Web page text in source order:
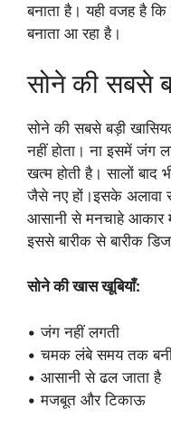
बनाता है। यही वजह है
बनाता आ रहा है।
सोने की सबसे
सोने की सबसे बड़ी
नहीं होता। ना इसमें जंग
खत्म होती है। सालों
जैसे नए हों।इसके अलावा
आसानी से मनचाहे आकार
इससे बारीक से बारीक
सोने की खास खूबियाँ:
• जंग नहीं लगती
• चमक लंबे समय तक बनी
• आसानी से ढल जाता है
• मजबूत और टिकाऊ